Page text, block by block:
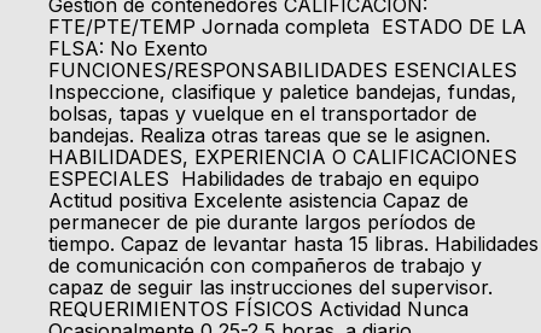
Gestión de contenedores CALIFICACIÓN:
FTE/PTE/TEMP Jornada completa ESTADO DE LA
FLSA: No Exento
FUNCIONES/RESPONSABILIDADES ESENCIALES
Inspeccione, clasifique y paletice bandejas, fundas,
bolsas, tapas y vuelque en el transportador de
bandejas. Realiza otras tareas que se le asignen.
HABILIDADES, EXPERIENCIA O CALIFICACIONES
ESPECIALES Habilidades de trabajo en equipo
Actitud positiva Excelente asistencia Capaz de
permanecer de pie durante largos períodos de
tiempo. Capaz de levantar hasta 15 libras. Habilidades
de comunicación con compañeros de trabajo y
capaz de seguir las instrucciones del supervisor.
REQUERIMIENTOS FÍSICOS Actividad Nunca